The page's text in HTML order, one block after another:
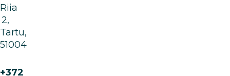
Riia
2,
Tartu,
51004
+372